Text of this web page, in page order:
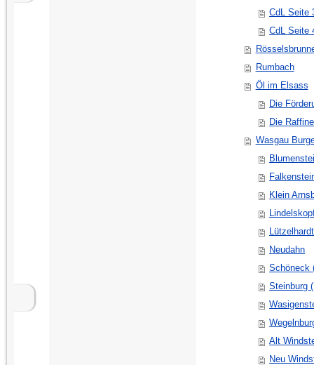
CdL Seite
CdL Seite
Rumbach
Öl im Elsass
Die
Die
Wasgau
Klein
Neudahn
Schöneck
Steinburg
Alt
Neu